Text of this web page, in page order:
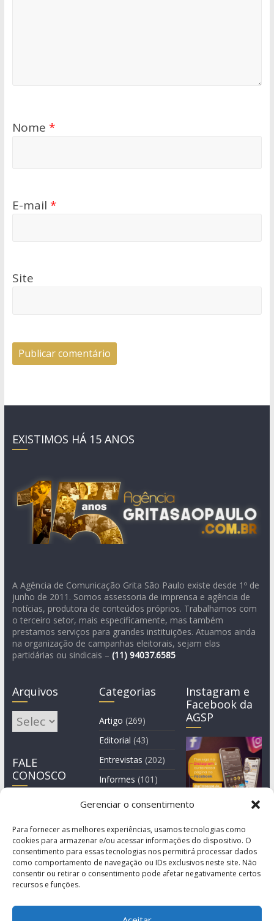
Gerenciar o consentimento
Para fornecer as melhores experiências, usamos tecnologias como
cookies para armazenar e/ou acessar informações do dispositivo. O
consentimento para essas tecnologias nos permitirá processar dados
como comportamento de navegação ou IDs exclusivos neste site. Não
consentir ou retirar o consentimento pode afetar negativamente certos
recursos e funções.
Nome *
E-mail *
Site
EXISTIMOS HÁ 15 ANOS
A Agência de Comunicação Grita São Paulo existe desde 1º de
junho de 2011. Somos assessoria de imprensa e agência de
notícias, produtora de conteúdos próprios. Trabalhamos com
o terceiro setor, mais especificamente, mas também
prestamos serviços para grandes instituições. Atuamos ainda
na organização de campanhas eleitorais, sejam elas
partidárias ou sindicais – (11) 94037.6585
Arquivos
Arquivos
FALE
CONOSCO
Categorias
Artigo (269)
Editorial (43)
Entrevistas (202)
Informes (101)
Manchete
Instagram e
Facebook da
AGSP